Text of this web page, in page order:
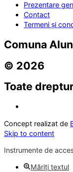
Prezentare
Contact
Termeni și
Comuna
© 2026
Toate
Concept realizat de
Skip to content
Instrumente de
Măriți textul